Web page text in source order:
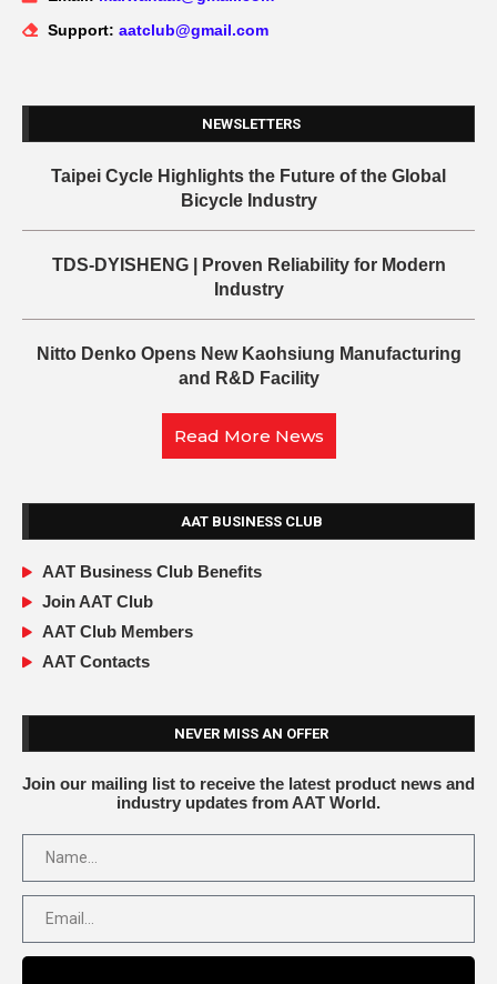
Support: aatclub@gmail.com
NEWSLETTERS
Taipei Cycle Highlights the Future of the Global
Bicycle Industry
TDS-DYISHENG | Proven Reliability for Modern
Industry
Nitto Denko Opens New Kaohsiung Manufacturing
and R&D Facility
Read More News
AAT BUSINESS CLUB
AAT Business Club Benefits
Join AAT Club
AAT Club Members
AAT Contacts
NEVER MISS AN OFFER
Join our mailing list to receive the latest product news and
industry updates from AAT World.